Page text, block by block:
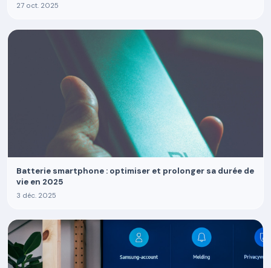
27 oct. 2025
Batterie smartphone : optimiser et prolonger sa durée de
vie en 2025
3 déc. 2025